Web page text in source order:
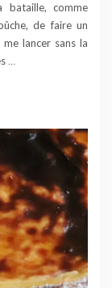
comme
de faire un
lancer sans la
…